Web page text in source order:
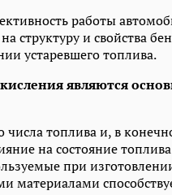
работы
структуру и свойства
устаревшего топлива.
являются
топлива и, в
на состояние
при
материалами